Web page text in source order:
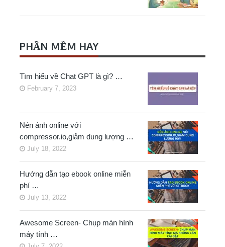
PHẦN MỀM HAY
Tìm hiểu về Chat GPT là gì? …
February 7, 2023
Nén ảnh online với
compressor.io,giảm dung lượng …
July 18, 2022
Hướng dẫn tạo ebook online miễn
phí …
July 13, 2022
Awesome Screen- Chụp màn hình
máy tính …